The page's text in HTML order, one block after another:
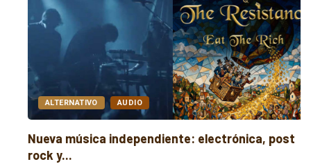
ALTERNATIVO AUDIO
Nueva música independiente: electrónica, post
rock y...